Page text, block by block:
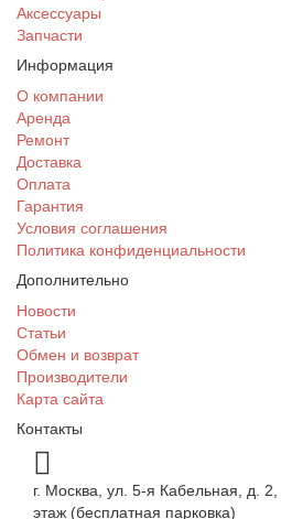
Аксессуары
Запчасти
Информация
О компании
Аренда
Ремонт
Доставка
Оплата
Гарантия
Условия соглашения
Политика конфиденциальности
Дополнительно
Новости
Статьи
Обмен и возврат
Производители
Карта сайта
Контакты
г. Москва, ул. 5-я Кабельная, д.
этаж (бесплатная парковка)